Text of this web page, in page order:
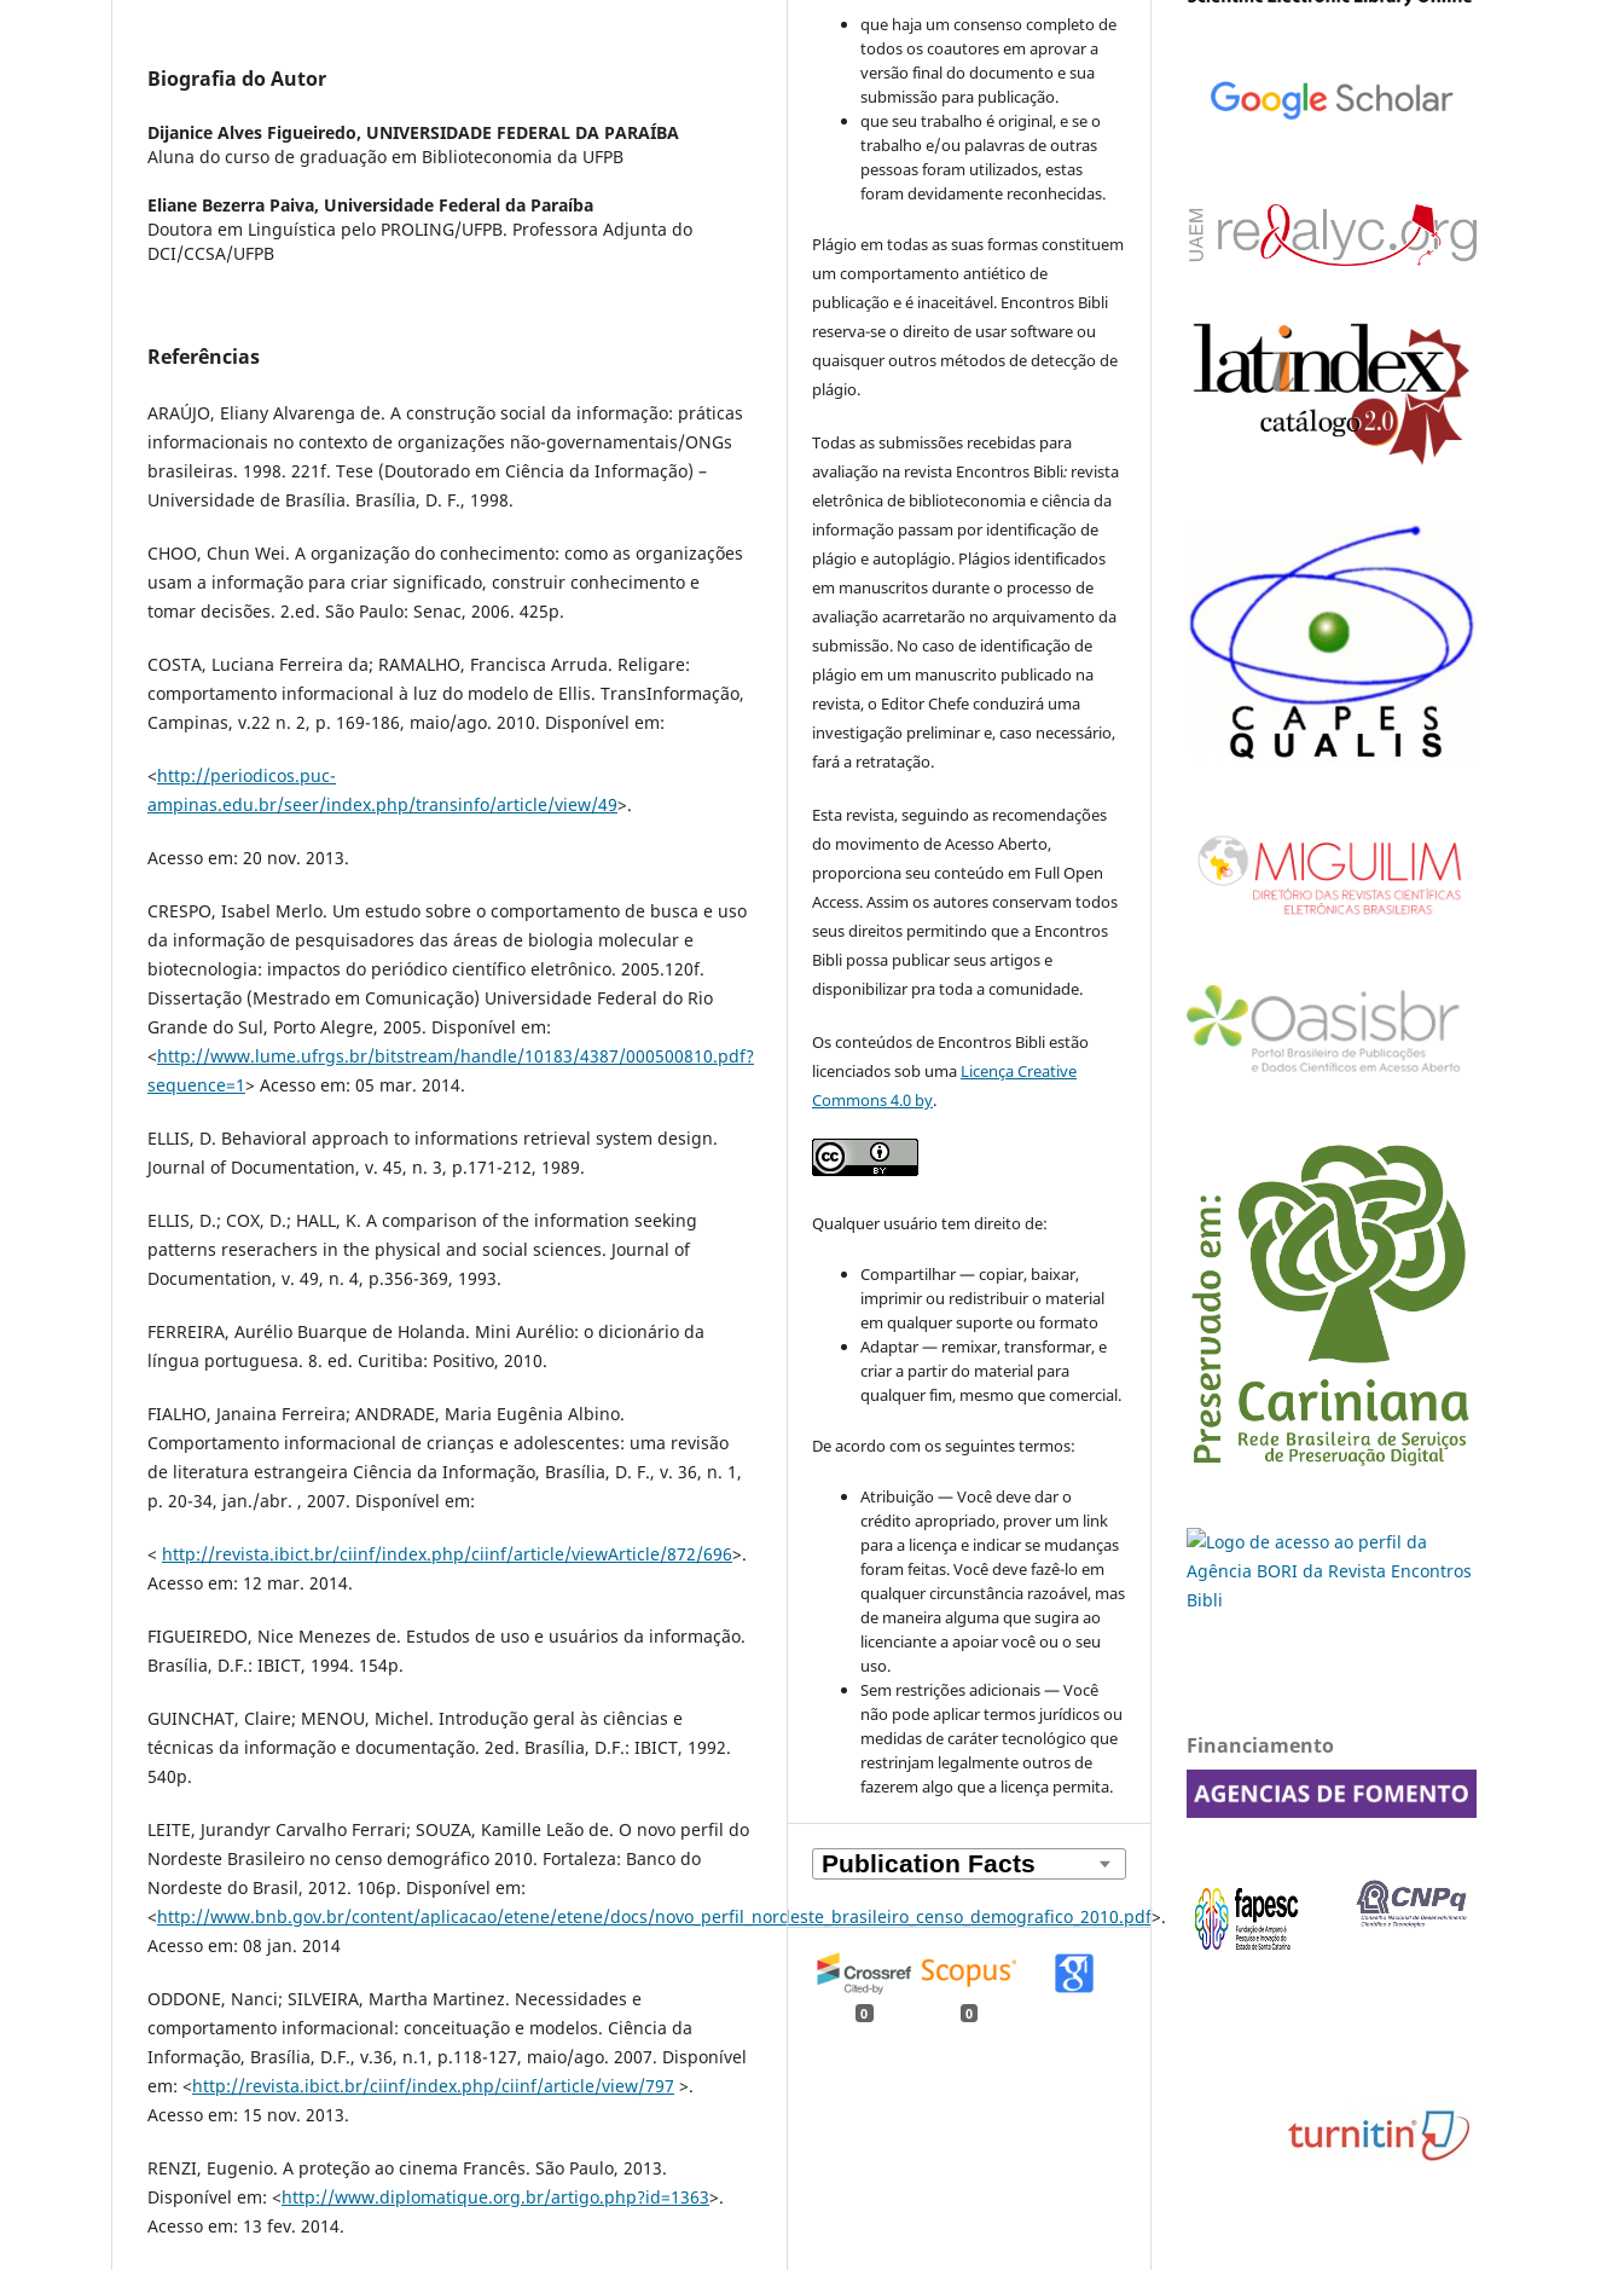
Biografia do Autor
Dijanice Alves Figueiredo, UNIVERSIDADE FEDERAL DA PARAÍBA
Aluna do curso de graduação em Biblioteconomia da UFPB
Eliane Bezerra Paiva, Universidade Federal da Paraíba
Doutora em Linguística pelo PROLING/UFPB. Professora Adjunta do
DCI/CCSA/UFPB
Referências
ARAÚJO, Eliany Alvarenga de. A construção social da informação: práticas
informacionais no contexto de organizações não-governamentais/ONGs
brasileiras. 1998. 221f. Tese (Doutorado em Ciência da Informação) –
Universidade de Brasília. Brasília, D. F., 1998.
CHOO, Chun Wei. A organização do conhecimento: como as organizações
usam a informação para criar significado, construir conhecimento e
tomar decisões. 2.ed. São Paulo: Senac, 2006. 425p.
COSTA, Luciana Ferreira da; RAMALHO, Francisca Arruda. Religare:
comportamento informacional à luz do modelo de Ellis. TransInformação,
Campinas, v.22 n. 2, p. 169-186, maio/ago. 2010. Disponível em:
<http://periodicos.puc-
ampinas.edu.br/seer/index.php/transinfo/article/view/49>.
Acesso em: 20 nov. 2013.
CRESPO, Isabel Merlo. Um estudo sobre o comportamento de busca e uso
da informação de pesquisadores das áreas de biologia molecular e
biotecnologia: impactos do periódico científico eletrônico. 2005.120f.
Dissertação (Mestrado em Comunicação) Universidade Federal do Rio
Grande do Sul, Porto Alegre, 2005. Disponível em:
<http://www.lume.ufrgs.br/bitstream/handle/10183/4387/000500810.pdf?
sequence=1> Acesso em: 05 mar. 2014.
ELLIS, D. Behavioral approach to informations retrieval system design.
Journal of Documentation, v. 45, n. 3, p.171-212, 1989.
ELLIS, D.; COX, D.; HALL, K. A comparison of the information seeking
patterns reserachers in the physical and social sciences. Journal of
Documentation, v. 49, n. 4, p.356-369, 1993.
FERREIRA, Aurélio Buarque de Holanda. Mini Aurélio: o dicionário da
língua portuguesa. 8. ed. Curitiba: Positivo, 2010.
FIALHO, Janaina Ferreira; ANDRADE, Maria Eugênia Albino.
Comportamento informacional de crianças e adolescentes: uma revisão
de literatura estrangeira Ciência da Informação, Brasília, D. F., v. 36, n. 1,
p. 20-34, jan./abr. , 2007. Disponível em:
< http://revista.ibict.br/ciinf/index.php/ciinf/article/viewArticle/872/696>.
Acesso em: 12 mar. 2014.
FIGUEIREDO, Nice Menezes de. Estudos de uso e usuários da informação.
Brasília, D.F.: IBICT, 1994. 154p.
GUINCHAT, Claire; MENOU, Michel. Introdução geral às ciências e
técnicas da informação e documentação. 2ed. Brasília, D.F.: IBICT, 1992.
540p.
LEITE, Jurandyr Carvalho Ferrari; SOUZA, Kamille Leão de. O novo perfil do
Nordeste Brasileiro no censo demográfico 2010. Fortaleza: Banco do
Nordeste do Brasil, 2012. 106p. Disponível em:
<http://www.bnb.gov.br/content/aplicacao/etene/etene/docs/novo_perfil_nordeste_brasileiro_censo_demografico_2010.pdf>.
Acesso em: 08 jan. 2014
ODDONE, Nanci; SILVEIRA, Martha Martinez. Necessidades e
comportamento informacional: conceituação e modelos. Ciência da
Informação, Brasília, D.F., v.36, n.1, p.118-127, maio/ago. 2007. Disponível
em: <http://revista.ibict.br/ciinf/index.php/ciinf/article/view/797 >.
Acesso em: 15 nov. 2013.
RENZI, Eugenio. A proteção ao cinema Francês. São Paulo, 2013.
Disponível em: <http://www.diplomatique.org.br/artigo.php?id=1363>.
Acesso em: 13 fev. 2014.
que haja um consenso completo de
todos os coautores em aprovar a
versão final do documento e sua
submissão para publicação.
que seu trabalho é original, e se o
trabalho e/ou palavras de outras
pessoas foram utilizados, estas
foram devidamente reconhecidas.
Plágio em todas as suas formas constituem
um comportamento antiético de
publicação e é inaceitável. Encontros Bibli
reserva-se o direito de usar software ou
quaisquer outros métodos de detecção de
plágio.
Todas as submissões recebidas para
avaliação na revista Encontros Bibli: revista
eletrônica de biblioteconomia e ciência da
informação passam por identificação de
plágio e autoplágio. Plágios identificados
em manuscritos durante o processo de
avaliação acarretarão no arquivamento da
submissão. No caso de identificação de
plágio em um manuscrito publicado na
revista, o Editor Chefe conduzirá uma
investigação preliminar e, caso necessário,
fará a retratação.
Esta revista, seguindo as recomendações
do movimento de Acesso Aberto,
proporciona seu conteúdo em Full Open
Access. Assim os autores conservam todos
seus direitos permitindo que a Encontros
Bibli possa publicar seus artigos e
disponibilizar pra toda a comunidade.
Os conteúdos de Encontros Bibli estão
licenciados sob uma Licença Creative
Commons 4.0 by.
Qualquer usuário tem direito de:
Compartilhar — copiar, baixar,
imprimir ou redistribuir o material
em qualquer suporte ou formato
Adaptar — remixar, transformar, e
criar a partir do material para
qualquer fim, mesmo que comercial.
De acordo com os seguintes termos:
Atribuição — Você deve dar o
crédito apropriado, prover um link
para a licença e indicar se mudanças
foram feitas. Você deve fazê-lo em
qualquer circunstância razoável, mas
de maneira alguma que sugira ao
licenciante a apoiar você ou o seu
uso.
Sem restrições adicionais — Você
não pode aplicar termos jurídicos ou
medidas de caráter tecnológico que
restrinjam legalmente outros de
fazerem algo que a licença permita.
0 0
Financiamento